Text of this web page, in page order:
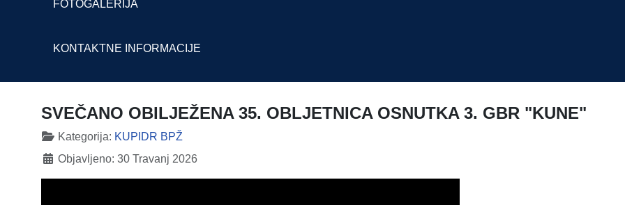
FOTOGALERIJA
KONTAKTNE INFORMACIJE
SVEČANO OBILJEŽENA 35. OBLJETNICA OSNUTKA 3. GBR "KUNE"
DetaljiKategorija: KUPIDR BPŽ
Objavljeno: 30 Travanj 2026